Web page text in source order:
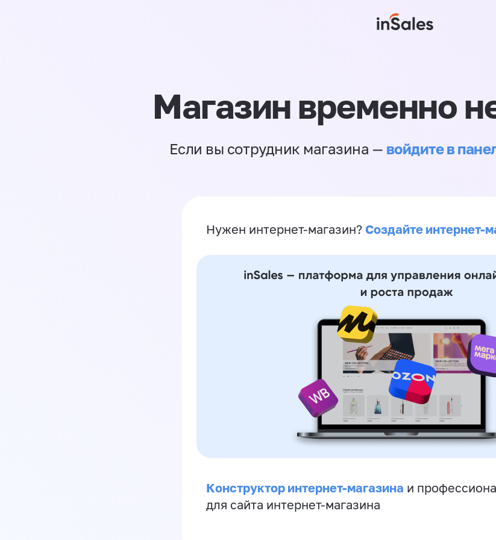
Магазин временно
Если вы сотрудник магазина — войдите в
Нужен интернет-магазин? Создайте интернет-
Конструктор интернет-магазина и
для сайта интернет-магазина